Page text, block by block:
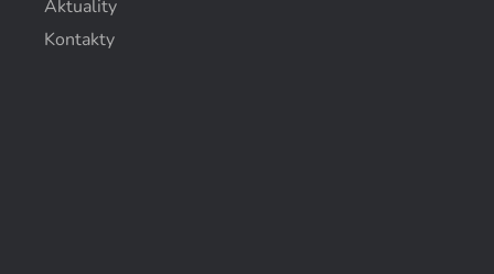
Aktuality
Kontakty